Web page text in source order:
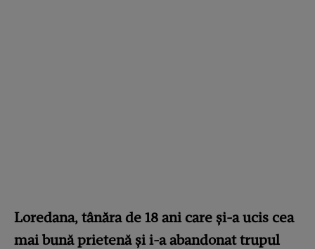
Loredana, tânăra de 18 ani care și-a ucis cea
mai bună prietenă și i-a abandonat trupul